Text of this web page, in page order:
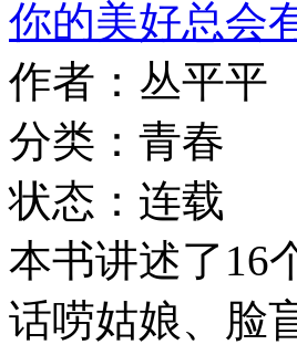
你的美好总会
作者：丛平平
分类：青春
状态：连载
本书讲述了16
话唠姑娘、脸